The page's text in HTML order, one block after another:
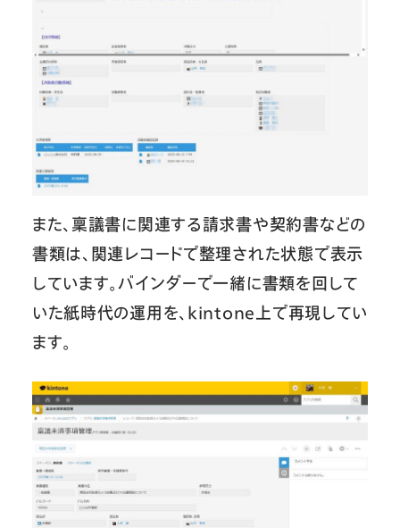
また、稟議書に関連する請求書や契約書などの
書類は、関連レコードで整理された状態で表示
しています。バインダーで一緒に書類を回して
いた紙時代の運用を、kintone上で再現してい
ます。